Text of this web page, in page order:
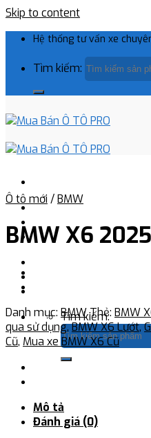
Skip to content
Hệ thống tư vấn xe
Tìm kiếm:
Tìm kiếm:
Ô tô mới /BMW
BMW X6 2025
Danh mục: BMWThẻ: BMW
qua sử dụng,BMW X6 Lướt,
Cũ, Mua xe BMW X6 Cũ
Mô tả
Đánh giá (0)